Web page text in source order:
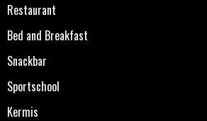
Restaurant
Bed and Breakfast
Snackbar
Sportschool
Kermis